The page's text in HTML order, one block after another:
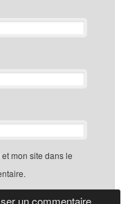
mon site dans le